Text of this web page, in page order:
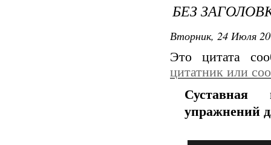
БЕЗ
Вторник, 24 Июля
Это цитата
цитатник или
Суставная
упражнений